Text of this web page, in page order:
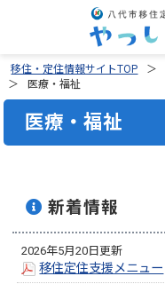
移住・定住情報サイトTOP
医療・福祉
医療・福祉
新着情報
2026年5月20日更新
移住定住支援メニュー